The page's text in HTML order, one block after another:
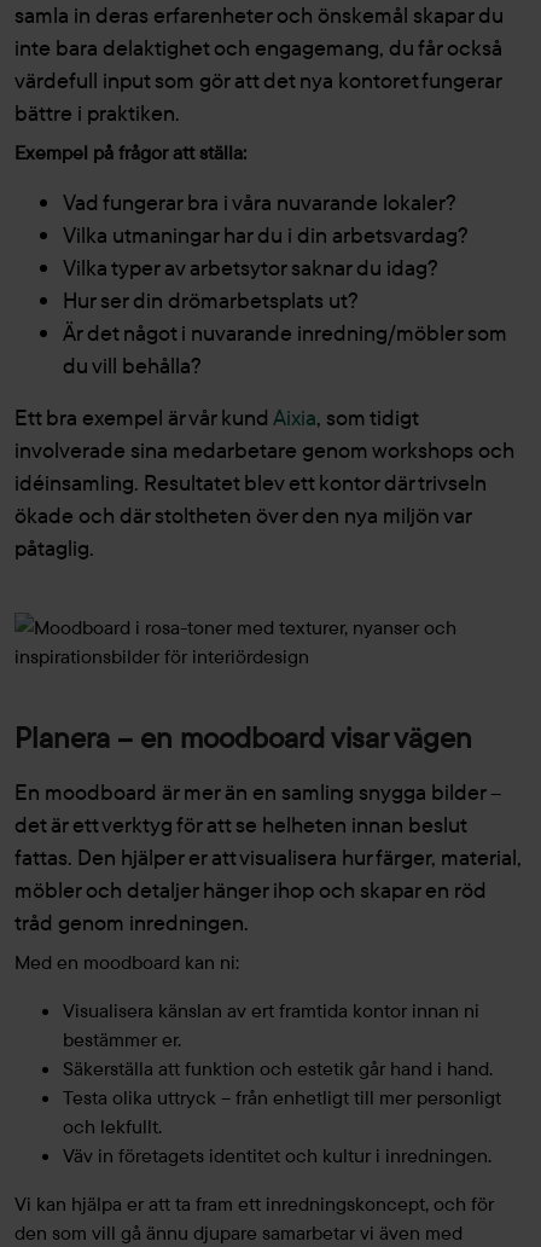
samla in deras erfarenheter och önskemål skapar du
inte bara delaktighet och engagemang, du får också
värdefull input som gör att det nya kontoret fungerar
bättre i praktiken.
Exempel på frågor att ställa:
Vad fungerar bra i våra nuvarande lokaler?
Vilka utmaningar har du i din arbetsvardag?
Vilka typer av arbetsytor saknar du idag?
Hur ser din drömarbetsplats ut?
Är det något i nuvarande inredning/möbler som
du vill behålla?
Ett bra exempel är vår kund Aixia, som tidigt
involverade sina medarbetare genom workshops och
idéinsamling. Resultatet blev ett kontor där trivseln
ökade och där stoltheten över den nya miljön var
påtaglig.
Planera – en moodboard visar vägen
En moodboard är mer än en samling snygga bilder –
det är ett verktyg för att se helheten innan beslut
fattas. Den hjälper er att visualisera hur färger, material,
möbler och detaljer hänger ihop och skapar en röd
tråd genom inredningen.
Med en moodboard kan ni:
Visualisera känslan av ert framtida kontor innan ni
bestämmer er.
Säkerställa att funktion och estetik går hand i hand.
Testa olika uttryck – från enhetligt till mer personligt
och lekfullt.
Väv in företagets identitet och kultur i inredningen.
Vi kan hjälpa er att ta fram ett inredningskoncept, och för
den som vill gå ännu djupare samarbetar vi även med